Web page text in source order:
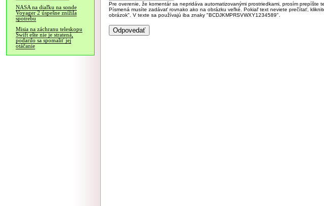
NASA na diaľku na sonde
Voyager 2 úspešne znížila
spotrebu
Misia na záchranu teleskopu
Swift ešte nie je stratená,
podarilo sa spomaliť jej
otáčanie
Pre overenie, že komentár sa nepridáva automatizovanými prostriedkami, prosím prepíšte
Písmená musíte zadávať rovnako ako na obrázku veľké. Pokiaľ text neviete prečítať,
obrázok". V texte sa používajú iba znaky "BCDJKMPRSVWXY1234589".